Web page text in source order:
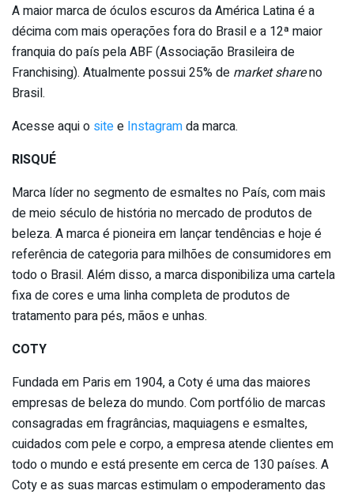
A maior marca de óculos escuros da América Latina é a
décima com mais operações fora do Brasil e a 12ª maior
franquia do país pela ABF (Associação Brasileira de
Franchising). Atualmente possui 25% de market shareno
Brasil.
Acesse aqui o sitee Instagramda marca.
RISQUÉ
Marca líder no segmento de esmaltes no País, com mais
de meio século de história no mercado de produtos de
beleza. A marca é pioneira em lançar tendências e hoje é
referência de categoria para milhões de consumidores em
todo o Brasil. Além disso, a marca disponibiliza uma cartela
fixa de cores e uma linha completa de produtos de
tratamento para pés, mãos e unhas.
COTY
Fundada em Paris em 1904, a Coty é uma das maiores
empresas de beleza do mundo. Com portfólio de marcas
consagradas em fragrâncias, maquiagens e esmaltes,
cuidados com pele e corpo, a empresa atende clientes em
todo o mundo e está presente em cerca de 130 países. A
Coty e as suas marcas estimulam o empoderamento das